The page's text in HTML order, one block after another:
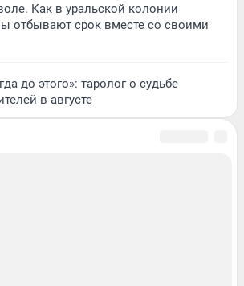
Как в уральской колонии
отбывают срок вместе со своими
до этого»: таролог о судьбе
в августе